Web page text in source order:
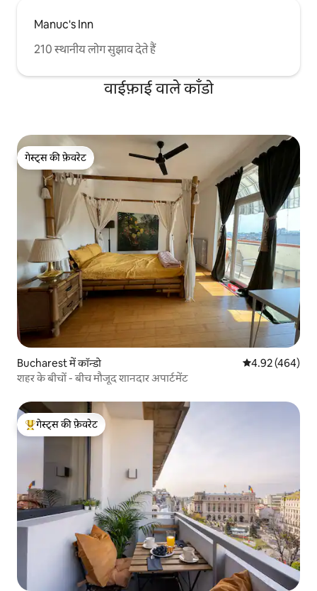
Manuc's Inn
210 स्थानीय लोग सुझाव देते हैं
वाईफ़ाई वाले काँडो
गेस्ट्स की फ़ेवरेट
गेस्ट्स की फ़ेवरेट
Bucharest में कॉन्डो औसत रेटिंग 5 में से
4.92 (464)
शहर के बीचों - बीच मौजूद शानदार अपार्टमेंट
गेस्ट्स का टॉप फ़ेवरेट
गेस्ट्स की फ़ेवरेट